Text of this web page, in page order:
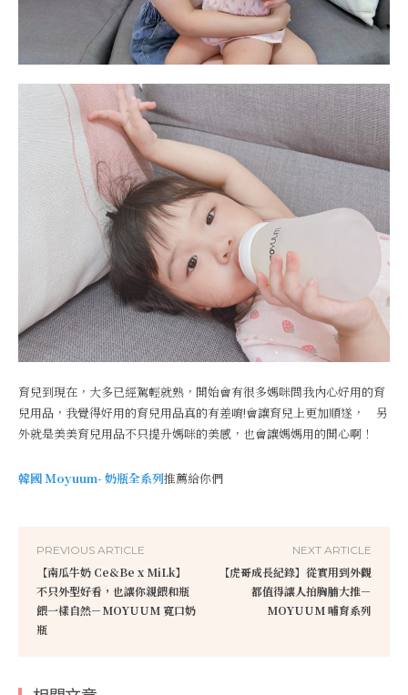
育兒到現在，大多已經駕輕就熟，開始會有很多媽咪問我內心好用的育
兒用品，我覺得好用的育兒用品真的有差唷!會讓育兒上更加順遂， 另
外就是美美育兒用品不只提升媽咪的美感，也會讓媽媽用的開心啊！
韓國 Ｍoyuum- 奶瓶全系列推薦給你們
PREVIOUS ARTICLE
【南瓜牛奶 Ce&Be x MiLk】
不只外型好看，也讓你親餵和瓶
餵一樣自然－MOYUUM 寬口奶
瓶
NEXT ARTICLE
【虎哥成長紀錄】從實用到外觀
都值得讓人拍胸脯大推－
MOYUUM 哺育系列